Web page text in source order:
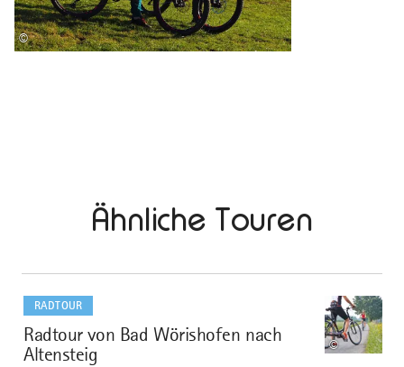
©
Ähnliche Touren
RADTOUR
1
Radtour von Bad Wörishofen nach
Altensteig
©
dazu